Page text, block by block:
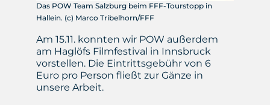
Das POW Team Salzburg beim FFF-Tourstopp in
Hallein. (c) Marco Tribelhorn/FFF
Am 15.11. konnten wir POW außerdem
am Haglöfs Filmfestival in Innsbruck
vorstellen. Die Eintrittsgebühr von 6
Euro pro Person fließt zur Gänze in
unsere Arbeit.